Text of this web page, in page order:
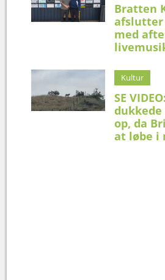
Bratten
afslutter
med
Kultur
SE
op, da
at løbe i